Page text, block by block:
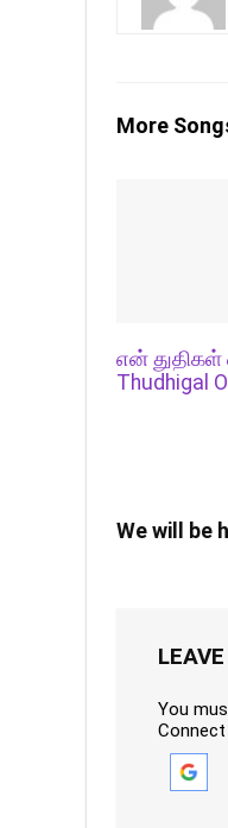
More
என் துதிகள்
Thudhigal
We will be
You